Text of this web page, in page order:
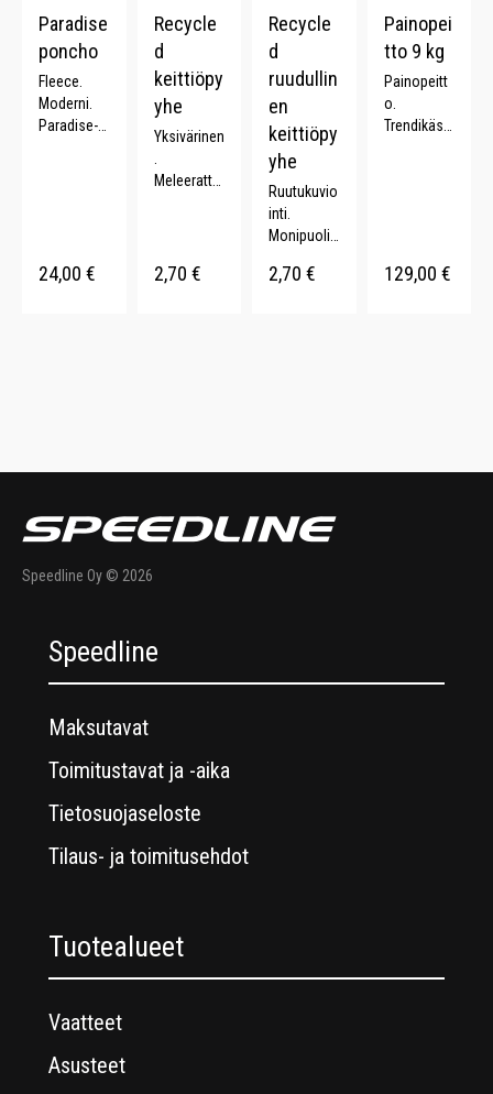
Paradise
poncho
Fleece.
Moderni.
Paradise-
24,00 €
Recycle
d
keittiöpy
yhe
Yksivärinen
Meleerattu.
puuvillaa
2,70 €
Recycle
d
ruudullin
en
keittiöpy
yhe
Ruutukuvio
inti.
Monipuolin
Kierrätettyä
2,70 €
Painopei
tto 9 kg
Painopeitt
o.
Trendikäs.
129,00 €
Speedline Oy © 2026
Speedline
Maksutavat
Toimitustavat ja -aika
Tietosuojaseloste
Tilaus- ja toimitusehdot
Tuotealueet
Vaatteet
Asusteet